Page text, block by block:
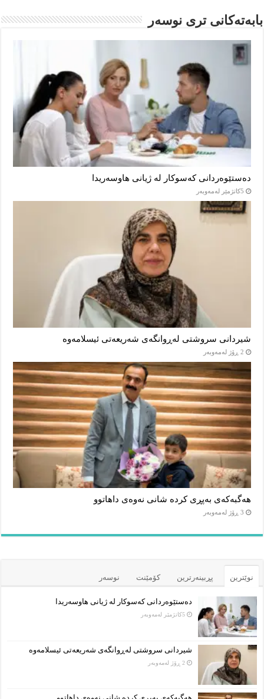
بابەتەکانى ترى نوسەر
دەستێوەردانی کەسوکار لە ژیانی هاوسەریدا
5كاتژمێر لەمەوبەر
شیردانی سروشتی لەڕوانگەی شەریعەتی ئیسلامەوە
2 ڕۆژ لەمەوبەر
هەگبەکەی بەپڕی کردە شانی نەوەی داهاتوو
3 ڕۆژ لەمەوبەر
نوێترین پڕبینەرترین کۆمێنت نوسەر
دەستێوەردانی کەسوکار لە ژیانی هاوسەریدا
5كاتژمێر لەمەوبەر
شیردانی سروشتی لەڕوانگەی شەریعەتی ئیسلامەوە
2 ڕۆژ لەمەوبەر